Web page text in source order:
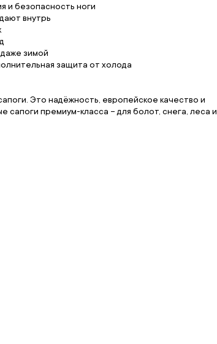
и безопасность ноги
внутрь
зимой
защита от холода
Это надёжность, европейское качество и
сапоги премиум-класса – для болот, снега, леса и